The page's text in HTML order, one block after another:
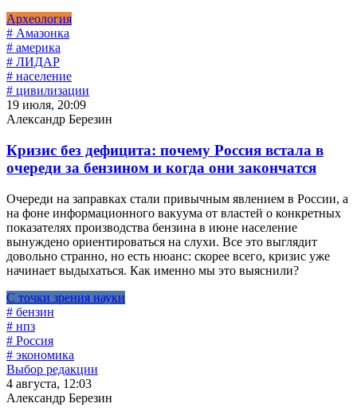
Археология
# Амазонка
# америка
# ЛИДАР
# население
# цивилизации
19 июля, 20:09
Александр Березин
Кризис без дефицита: почему Россия встала в
очереди за бензином и когда они закончатся
Очереди на заправках стали привычным явлением в России, а
на фоне информационного вакуума от властей о конкретных
показателях производства бензина в июне население
вынуждено ориентироваться на слухи. Все это выглядит
довольно странно, но есть нюанс: скорее всего, кризис уже
начинает выдыхаться. Как именно мы это выяснили?
С точки зрения науки
# бензин
# нпз
# Россия
# экономика
Выбор редакции
4 августа, 12:03
Александр Березин